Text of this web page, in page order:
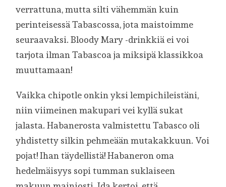
verrattuna, mutta silti vähemmän kuin
perinteisessä Tabascossa, jota maistoimme
seuraavaksi. Bloody Mary -drinkkiä ei voi
tarjota ilman Tabascoa ja miksipä klassikkoa
muuttamaan!
Vaikka chipotle onkin yksi lempichileistäni,
niin viimeinen makupari vei kyllä sukat
jalasta. Habanerosta valmistettu Tabasco oli
yhdistetty silkin pehmeään mutakakkuun. Voi
pojat! Ihan täydellistä! Habaneron oma
hedelmäisyys sopi tumman suklaiseen